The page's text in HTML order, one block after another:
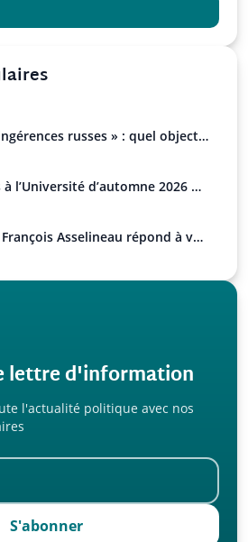
russes » : quel objectif
l’Université d’automne 2026 de
Asselineau répond à vos
lettre d'information
l'actualité politique avec nos
S'abonner